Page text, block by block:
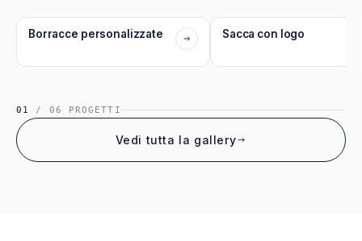
organizzazione di eventi e attività promozionali,
attività turistiche e ricettive, campi scuola, oratori e
Borracce personalizzate Sacca con logo
01 / 06 PROGETTI
Vedi tutta la gallery